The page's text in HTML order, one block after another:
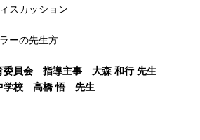
ッション
の先生方
指導主事 大森 和行 先生
高橋 悟 先生